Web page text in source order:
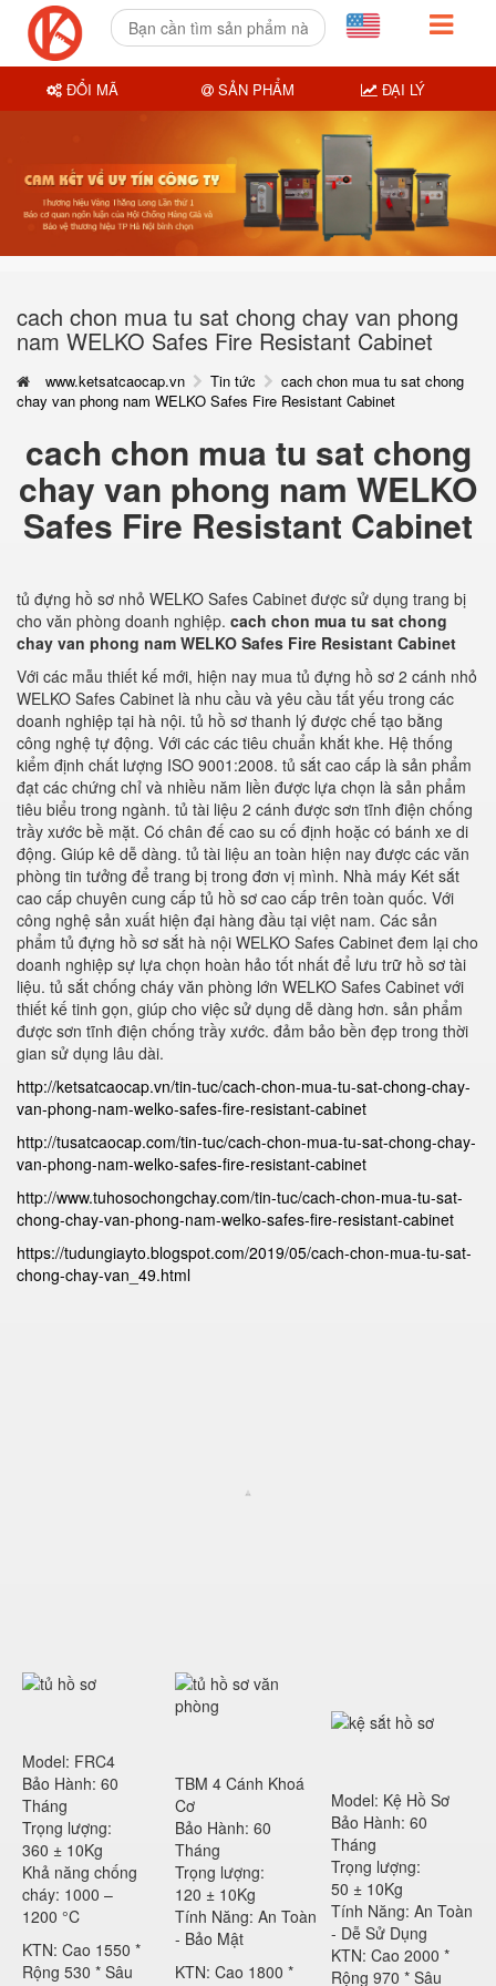
cach chon mua tu sat chong chay van phong
nam WELKO Safes Fire Resistant Cabinet
www.ketsatcaocap.vn Tin tức
cach chon mua tu sat chong
chay van phong nam WELKO Safes Fire Resistant Cabinet
cach chon mua tu sat chong
chay van phong nam WELKO
Safes Fire Resistant Cabinet
tủ đựng hồ sơ nhỏ WELKO Safes Cabinet được sử dụng trang bị
cho văn phòng doanh nghiệp. cach chon mua tu sat chong
chay van phong nam WELKO Safes Fire Resistant Cabinet
Với các mẫu thiết kế mới, hiện nay mua tủ đựng hồ sơ 2 cánh nhỏ
WELKO Safes Cabinet là nhu cầu và yêu cầu tất yếu trong các
doanh nghiệp tại hà nội. tủ hồ sơ thanh lý được chế tạo bằng
công nghệ tự động. Với các các tiêu chuẩn khắt khe. Hệ thống
kiểm định chất lượng ISO 9001:2008. tủ sắt cao cấp là sản phẩm
đạt các chứng chỉ và nhiều năm liền được lựa chọn là sản phẩm
tiêu biểu trong ngành. tủ tài liệu 2 cánh được sơn tĩnh điện chống
trầy xước bề mặt. Có chân đế cao su cố định hoặc có bánh xe di
động. Giúp kê dễ dàng. tủ tài liệu an toàn hiện nay được các văn
phòng tin tưởng để trang bị trong đơn vị mình. Nhà máy Két sắt
cao cấp chuyên cung cấp tủ hồ sơ cao cấp trên toàn quốc. Với
công nghệ sản xuất hiện đại hàng đầu tại việt nam. Các sản
phẩm tủ đựng hồ sơ sắt hà nội WELKO Safes Cabinet đem lại cho
doanh nghiệp sự lựa chọn hoàn hảo tốt nhất để lưu trữ hồ sơ tài
liệu. tủ sắt chống cháy văn phòng lớn WELKO Safes Cabinet với
thiết kế tinh gọn, giúp cho việc sử dụng dễ dàng hơn. sản phẩm
được sơn tĩnh điện chống trầy xước. đảm bảo bền đẹp trong thời
gian sử dụng lâu dài.
http://ketsatcaocap.vn/tin-tuc/cach-chon-mua-tu-sat-chong-chay-
van-phong-nam-welko-safes-fire-resistant-cabinet
http://tusatcaocap.com/tin-tuc/cach-chon-mua-tu-sat-chong-chay-
van-phong-nam-welko-safes-fire-resistant-cabinet
http://www.tuhosochongchay.com/tin-tuc/cach-chon-mua-tu-sat-
chong-chay-van-phong-nam-welko-safes-fire-resistant-cabinet
https://tudungiayto.blogspot.com/2019/05/cach-chon-mua-tu-sat-
chong-chay-van_49.html
Model: FRC4
Bảo Hành: 60
Tháng
Trọng lượng:
360 ± 10Kg
Khả năng chống
cháy: 1000 –
1200 °C
KTN: Cao 1550 *
Rộng 530 * Sâu
TBM 4 Cánh Khoá
Cơ
Bảo Hành: 60
Tháng
Trọng lượng:
120 ± 10Kg
Tính Năng: An Toàn
- Bảo Mật
KTN: Cao 1800 *
Model: Kệ Hồ Sơ
Bảo Hành: 60
Tháng
Trọng lượng:
50 ± 10Kg
Tính Năng: An Toàn
- Dễ Sử Dụng
KTN: Cao 2000 *
Rộng 970 * Sâu
ĐỔI MÃ SẢN PHẨM ĐẠI LÝ